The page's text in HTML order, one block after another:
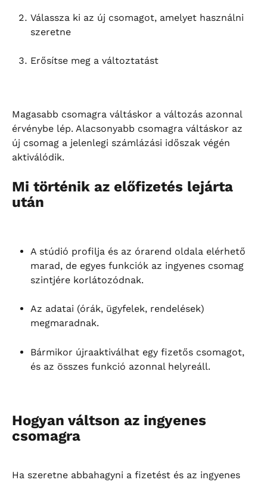
Válassza ki az új csomagot, amelyet használni
szeretne
Erősítse meg a változtatást
Magasabb csomagra váltáskor a változás azonnal
érvénybe lép. Alacsonyabb csomagra váltáskor az
új csomag a jelenlegi számlázási időszak végén
aktiválódik.
Mi történik az előfizetés lejárta
után
A stúdió profilja és az órarend oldala elérhető
marad, de egyes funkciók az ingyenes csomag
szintjére korlátozódnak.
Az adatai (órák, ügyfelek, rendelések)
megmaradnak.
Bármikor újraaktiválhat egy fizetős csomagot,
és az összes funkció azonnal helyreáll.
Hogyan váltson az ingyenes
csomagra
Ha szeretne abbahagyni a fizetést és az ingyenes